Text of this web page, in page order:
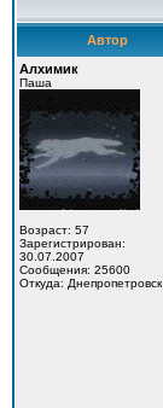
Автор
Алхимик
Паша
Возраст: 57
Зарегистрирован:
30.07.2007
Сообщения: 25600
Откуда: Днепропетровск